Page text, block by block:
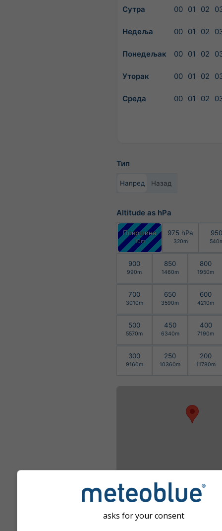
Сутра 00 01 02
Недеља 00 01 02
Понедељак 00 01 02
Уторак 00 01 02
Среда 00 01 02
Тип
Напред Назад
Altitude as hPa
Површина
10m
975 hPa
320m
950
900
990m
850
1460m
800
1950m
700
3010m
650
3590m
600
4210m
500
5570m
450
6340m
400
7190m
300
9160m
250
10360m
200
11780m
Прилагоди
asks for your consent